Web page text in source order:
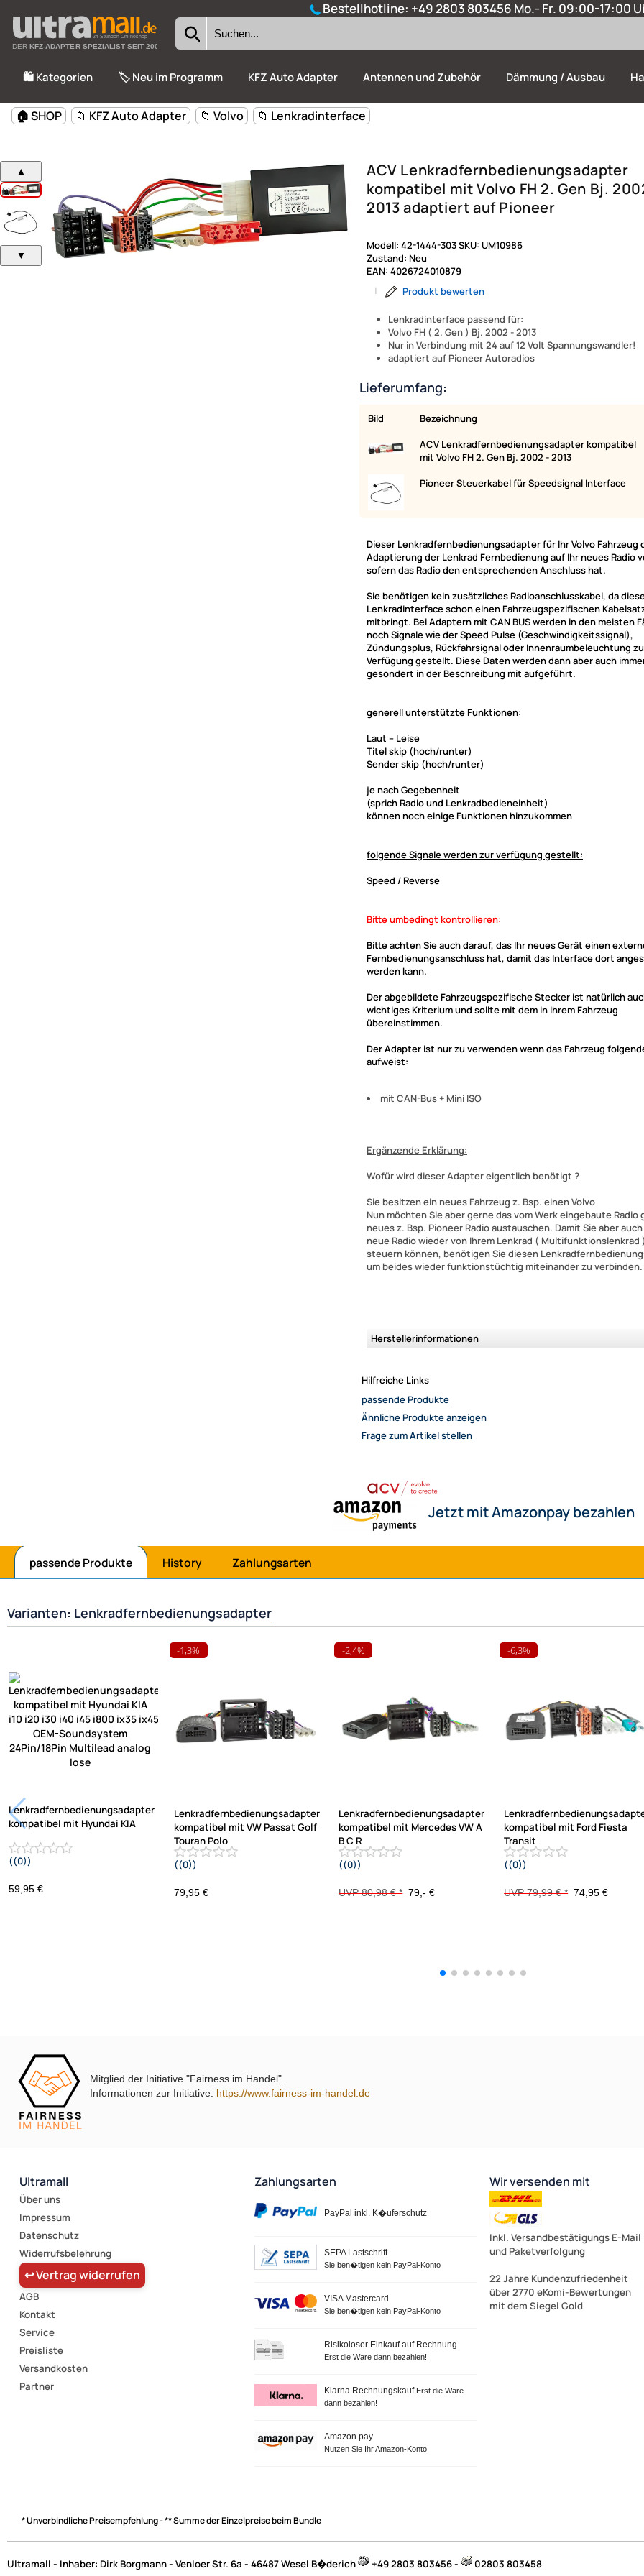
Bestellhotline: +49 2803 803456 Mo.- Fr. 09:00-17:00
24 Stunden Onlineshop
DERKFZ-ADAPTER SPEZIALIST SEIT 2002
🛍️ Kategorien 🏷️ Neu im Programm KFZ Auto Adapter Antennen und Zubehör Dämmung / Ausbau
🏠 SHOP 📁 KFZ Auto Adapter 📁 Volvo 📁 Lenkradinterface
▲
▼
ACV Lenkradfernbedienungsadapter
kompatibel mit Volvo FH 2. Gen Bj.
2013 adaptiert auf Pioneer
Lenkradinterface passend für:
Volvo FH ( 2. Gen ) Bj. 2002 - 2013
Nur in Verbindung mit 24 auf 12 Volt Spannungswandler!
adaptiert auf Pioneer Autoradios
Modell: 42-1444-303SKU: UM10986
Zustand: Neu
EAN: 4026724010879
|
Produkt bewerten
Lieferumfang:
Bild Bezeichnung
ACV Lenkradfernbedienungsadapter kompatibel
mit Volvo FH 2. Gen Bj. 2002 - 2013
Pioneer Steuerkabel für Speedsignal Interface
Dieser Lenkradfernbedienungsadapter für Ihr Volvo Fahrzeug
Adaptierung der Lenkrad Fernbedienung auf Ihr neues Radio
sofern das Radio den entsprechenden Anschluss hat.
Sie benötigen kein zusätzliches Radioanschlusskabel, da
Lenkradinterface schon einen Fahrzeugspezifischen
mitbringt. Bei Adaptern mit CAN BUS werden in den meisten
noch Signale wie der Speed Pulse (Geschwindigkeitssignal),
Zündungsplus, Rückfahrsignal oder Innenraumbeleuchtung
Verfügung gestellt. Diese Daten werden dann aber auch
gesondert in der Beschreibung mit aufgeführt.
generell unterstützte Funktionen:
Laut -- Leise
Titel skip (hoch/runter)
Sender skip (hoch/runter)
je nach Gegebenheit
(sprich Radio und Lenkradbedieneinheit)
können noch einige Funktionen hinzukommen
folgende Signale werden zur verfügung gestellt:
Speed / Reverse
Bitte umbedingt kontrollieren:
Bitte achten Sie auch darauf, das Ihr neues Gerät einen
Fernbedienungsanschluss hat, damit das Interface dort
werden kann.
Der abgebildete Fahrzeugspezifische Stecker ist natürlich
wichtiges Kriterium und sollte mit dem in Ihrem Fahrzeug
übereinstimmen.
Der Adapter ist nur zu verwenden wenn das Fahrzeug
aufweist:
mit CAN-Bus + Mini ISO
Ergänzende Erklärung:
Wofür wird dieser Adapter eigentlich benötigt ?
Sie besitzen ein neues Fahrzeug z. Bsp. einen Volvo
Nun möchten Sie aber gerne das vom Werk eingebaute Radio
neues z. Bsp. Pioneer Radio austauschen. Damit Sie aber
neue Radio wieder von Ihrem Lenkrad ( Multifunktionslenkrad
steuern können, benötigen Sie diesen
um beides wieder funktionstüchtig miteinander zu verbinden.
Herstellerinformationen
Hilfreiche Links
passende Produkte
Ähnliche Produkte anzeigen
Frage zum Artikel stellen
passende Produkte History Zahlungsarten
Varianten: Lenkradfernbedienungsadapter
Lenkradfernbedienungsadapter
kompatibel mit Hyundai KIA
i10 i20 i30 i40 i45 i800 ix35 ix45 ohne
OEM-Soundsystem 24Pin/18Pin
((0))
59,95 €
-1,3%
Lenkradfernbedienungsadapter
kompatibel mit VW Passat Golf
Touran Polo
UP Tiguan Quadlock
((0))
79,95 €
-2,4%
Lenkradfernbedienungsadapter
kompatibel mit Mercedes VW A
B C R
Sprinter Viano Vito ML CLK SLK
Crafter CAN mit Audio 20
((0))
UVP 80,98 € *79,- €
-6,3%
kompatibel mit Ford Fiesta
Transit
Ecosport mit 1 DIN OEM Radio
/ SYNC3
((0))
UVP 79,99 € *74,95 €
Mitglied der Initiative "Fairness im Handel".
Informationen zur Initiative: https://www.fairness-im-handel.de
Ultramall
Über uns
Impressum
Datenschutz
Widerrufsbelehrung
↩ Vertrag widerrufen
AGB
Kontakt
Service
Preisliste
Versandkosten
Partner
Zahlungsarten
PayPal inkl. K�uferschutz
SEPA Lastschrift
Sie ben�tigen kein PayPal-Konto
VISA Mastercard
Sie ben�tigen kein PayPal-Konto
Risikoloser Einkauf auf Rechnung
Erst die Ware dann bezahlen!
Klarna Rechnungskauf Erst die Ware
dann bezahlen!
Amazon pay
Nutzen Sie Ihr Amazon-Konto
Wir versenden mit
Inkl. Versandbestätigungs E-Mail
und Paketverfolgung
22 Jahre Kundenzufriedenheit
über 2770 eKomi-Bewertungen
mit dem Siegel Gold
* Unverbindliche Preisempfehlung - ** Summe der Einzelpreise beim Bundle
Ultramall - Inhaber: Dirk Borgmann - Venloer Str. 6a - 46487 Wesel B�derich +49 2803 803456 - 02803 803458